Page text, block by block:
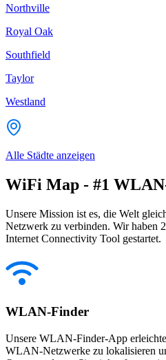
Northville
Royal Oak
Southfield
Taylor
Westland
Alle Städte anzeigen
WiFi Map - #1
Unsere Mission ist es, die Welt
Netzwerk zu verbinden. Wir haben
Internet Connectivity Tool gestartet.
WLAN-Finder
Unsere WLAN-Finder-App
WLAN-Netzwerke zu lokalisieren